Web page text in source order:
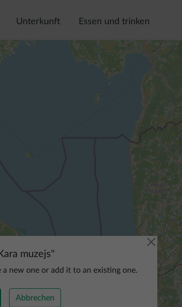
Unterkunft Essen und trinken
muzejs"
new one or add it to an existing one.
Abbrechen